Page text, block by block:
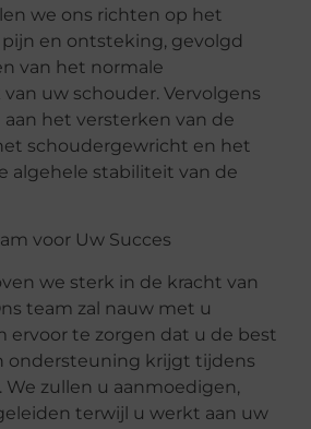
we ons richten op het
en ontsteking, gevolgd
van het normale
uw schouder. Vervolgens
het versterken van de
schoudergewricht en het
algehele stabiliteit van de
voor Uw Succes
we sterk in de kracht van
team zal nauw met u
ervoor te zorgen dat u de best
ondersteuning krijgt tijdens
We zullen u aanmoedigen,
terwijl u werkt aan uw